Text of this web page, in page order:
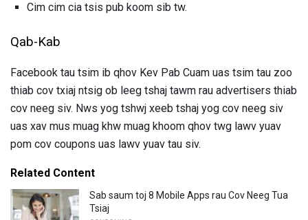
Cim cim cia tsis pub koom sib tw.
Qab-Kab
Facebook tau tsim ib qhov Kev Pab Cuam uas tsim tau zoo
thiab cov txiaj ntsig ob leeg tshaj tawm rau advertisers thiab
cov neeg siv. Nws yog tshwj xeeb tshaj yog cov neeg siv
uas xav mus muag khw muag khoom qhov twg lawv yuav
pom cov coupons uas lawv yuav tau siv.
Related Content
Sab saum toj 8 Mobile Apps rau Cov Neeg Tua
Tsiaj